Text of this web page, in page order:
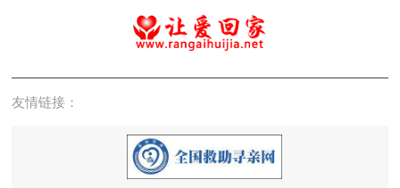
友情链接：